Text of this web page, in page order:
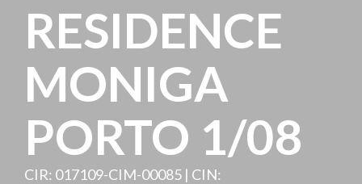
RESIDENCE
MONIGA
PORTO 1/08
CIR: 017109-CIM-00085 | CIN: